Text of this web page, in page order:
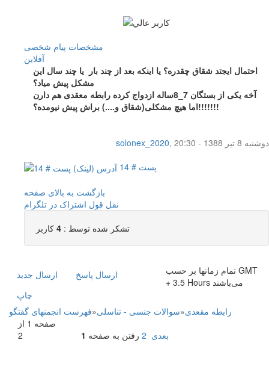
مشخصات پیام شخصی
آفلاين
احتمال ایجتد شقاق چقدره؟ یا اینکه بعد از چند بار یا چند سال این
مشکل پیش میاد؟
آخه یکی از بستگان 7_8ساله ازدواج کرده رابطه معقدی هم دارن
اما هیچ مشکلی(شقاق و....) براش پیش نیومده؟!!!!!!!
solonex_2020,
دوشنبه 8 تیر 1388 - 20:30
پست # 14
بازگشت به بالای صفحه
نقل قول اشتراک در تلگرام
تشکر شده توسط : 4 کاربر
ارسال جديد
ارسال پاسخ
چاپ
تمام زمانها بر حسب GMT
+ 3.5 Hours می‌باشند
فهرست انجمنهای گفتگو»سوالات جنسی - تناسلی»رابطه مقعدی
صفحه 1 از
2
رفتن به صفحه 1 2 بعدی